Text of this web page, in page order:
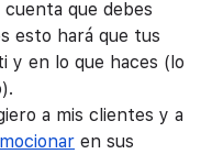
que debes
esto hará que tus
y en lo que haces (lo
a mis clientes y a
en sus